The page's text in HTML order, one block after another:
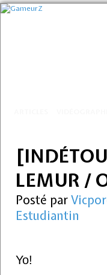
LEMUR /
Posté par
Estudiantin
Yo!